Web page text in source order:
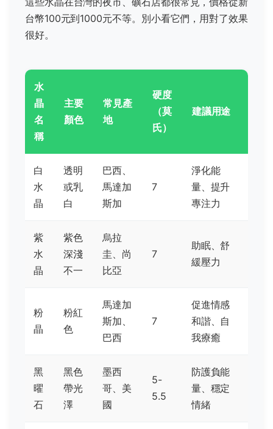
台幣100元到1000元不等。別小看它們，用對了效果
很好。
水
晶
名
稱
主要
顏色
常見產
地
硬度
（莫
氏）
建議用途
白
水
晶
透明
或乳
白
巴西、
馬達加
斯加
7
淨化能
量、提升
專注力
紫
水
晶
紫色
深淺
不一
烏拉
圭、尚
比亞
7
助眠、舒
緩壓力
粉
晶
粉紅
色
馬達加
斯加、
巴西
7
促進情感
和諧、自
我療癒
黑
曜
石
黑色
帶光
澤
墨西
哥、美
國
5-
5.5
防護負能
量、穩定
情緒